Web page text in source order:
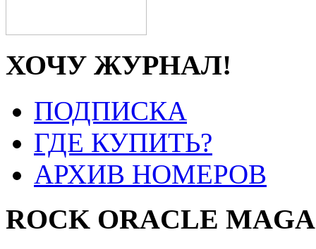
ХОЧУ ЖУРНАЛ!
ПОДПИСКА
ГДЕ КУПИТЬ?
АРХИВ НОМЕРОВ
ROCK ORACLE